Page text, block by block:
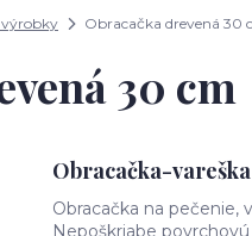
výrobky Obracačka drevená 30
30 cm
Obracačka-
Obracačka na pečenie,
Nepoškriabe